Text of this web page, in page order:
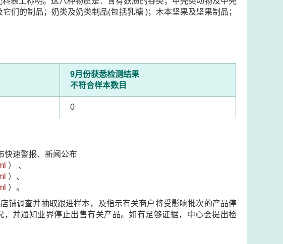
们的制品；奶类及奶类制品(包括乳糖 )；木本坚果及坚果制品；
9月份获悉检测结果
不符合样本数目
0
快速警报、新闻公布
） 、
）、
）。
铺调查并抽取跟进样本，及指示有关商户将受影响批次的产品停
并通知业界停止出售有关产品。如有足够证据，中心会提出检